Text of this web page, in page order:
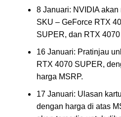
8 Januari: NVIDIA
SKU – GeForce RTX
SUPER, dan RTX
16 Januari: Pratinjau
RTX 4070 SUPER,
harga MSRP.
17 Januari: Ulasan
dengan harga di atas